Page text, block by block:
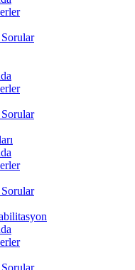
Sorular
Sorular
Sorular
Sorular